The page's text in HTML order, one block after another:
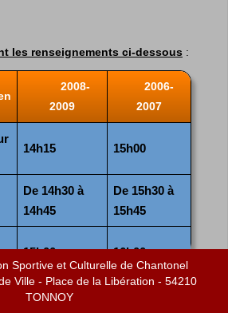
les renseignements ci-dessous :
2008-
2009
2006-
2007
14h15 15h00
De 14h30 à
14h45
De 15h30 à
15h45
15h00 16h00
16h30
Sportive et Culturelle de Chantonel
Ville - Place de la Libération - 54210
TONNOY